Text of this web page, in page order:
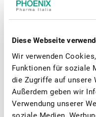
Diese Webseite
Wir verwenden
Funktionen für soziale
die Zugriffe auf unsere
Außerdem geben wir
Verwendung unserer
About us